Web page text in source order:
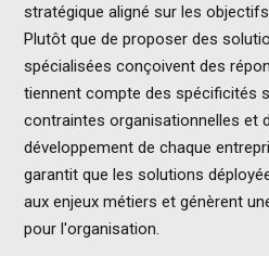
stratégique aligné sur les
Plutôt que de proposer des
spécialisées conçoivent des
tiennent compte des spécificités
contraintes organisationnelles et
développement de chaque
garantit que les solutions
aux enjeux métiers et génèrent
pour l'organisation.